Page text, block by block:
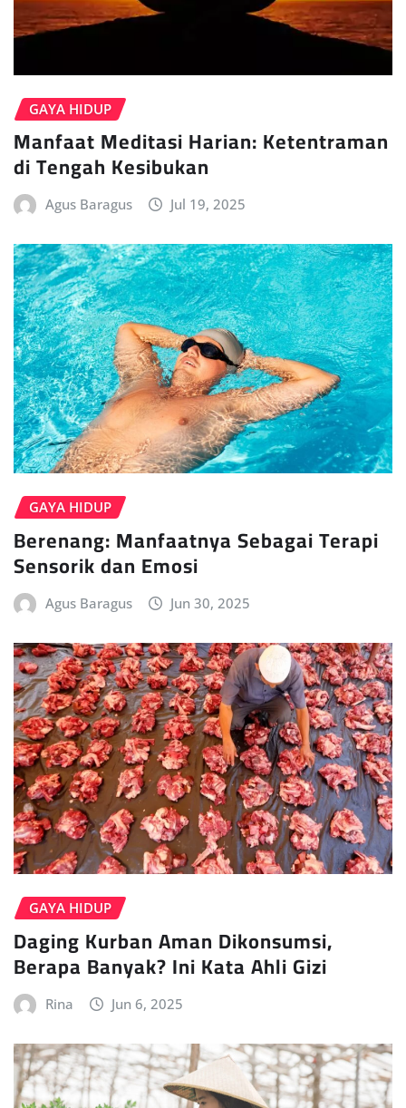
GAYA HIDUP
Manfaat Meditasi Harian: Ketentraman
di Tengah Kesibukan
Agus Baragus Jul 19, 2025
GAYA HIDUP
Berenang: Manfaatnya Sebagai Terapi
Sensorik dan Emosi
Agus Baragus Jun 30, 2025
GAYA HIDUP
Daging Kurban Aman Dikonsumsi,
Berapa Banyak? Ini Kata Ahli Gizi
Rina Jun 6, 2025